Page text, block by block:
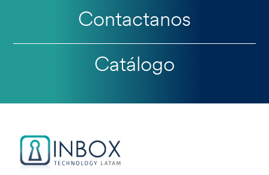
Contactanos
Catálogo